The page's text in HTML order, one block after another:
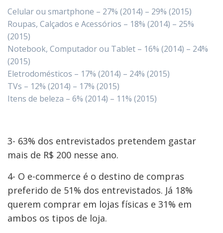
Celular ou smartphone – 27% (2014) – 29% (2015)
Roupas, Calçados e Acessórios – 18% (2014) – 25%
(2015)
Notebook, Computador ou Tablet – 16% (2014) – 24%
(2015)
Eletrodomésticos – 17% (2014) – 24% (2015)
TVs – 12% (2014) – 17% (2015)
Itens de beleza – 6% (2014) – 11% (2015)
3- 63% dos entrevistados pretendem gastar
mais de R$ 200 nesse ano.
4- O e-commerce é o destino de compras
preferido de 51% dos entrevistados. Já 18%
querem comprar em lojas físicas e 31% em
ambos os tipos de loja.